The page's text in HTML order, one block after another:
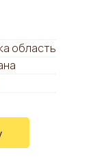
область